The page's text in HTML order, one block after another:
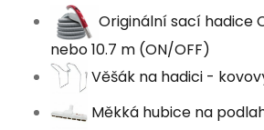
Originální sací hadice
nebo 10.7 m (ON/OFF)
Věšák na hadici -
Měkká hubice na